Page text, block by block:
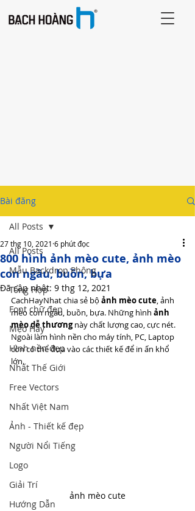
Bài đăng
All Posts
Mẫu Backdrop Phông
Tổng Hợp
Font chữ đẹp
Mẹo Hay
Hình nền đẹp
Nhất Thế Giới
Free Vectors
Nhất Việt Nam
Ảnh - Thiết kế đẹp
Người Nổi Tiếng
Logo
Giải Trí
Hướng Dẫn
All Posts
800 hình ảnh mèo cute, ảnh mèo
con ngầu, buồn, bựa
27 thg 10, 2021 6 phút đọc
Đã cập nhật: 9 thg 12, 2021
CachHayNhat chia sẻ bộ ảnh mèo cute, ảnh
mèo con ngầu, buồn, bựa. Những hình ảnh
mèo dễ thương này chất lượng cao, cực nét.
Ngoài làm hình nền cho máy tính, PC, Laptop
còn có thể đưa vào các thiết kế để in ấn khổ
lớn.
ảnh mèo cute